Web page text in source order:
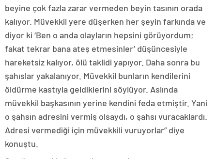
beyine çok fazla zarar vermeden beyin tasının orada
kalıyor. Müvekkil yere düşerken her şeyin farkında ve
diyor ki ‘Ben o anda olayların hepsini görüyordum;
fakat tekrar bana ateş etmesinler’ düşüncesiyle
hareketsiz kalıyor, ölü taklidi yapıyor. Daha sonra bu
şahıslar yakalanıyor. Müvekkil bunların kendilerini
öldürme kastıyla geldiklerini söylüyor. Aslında
müvekkil başkasının yerine kendini feda etmiştir. Yani
o şahsın adresini vermiş olsaydı, o şahsı vuracaklardı.
Adresi vermediği için müvekkili vuruyorlar” diye
konuştu.